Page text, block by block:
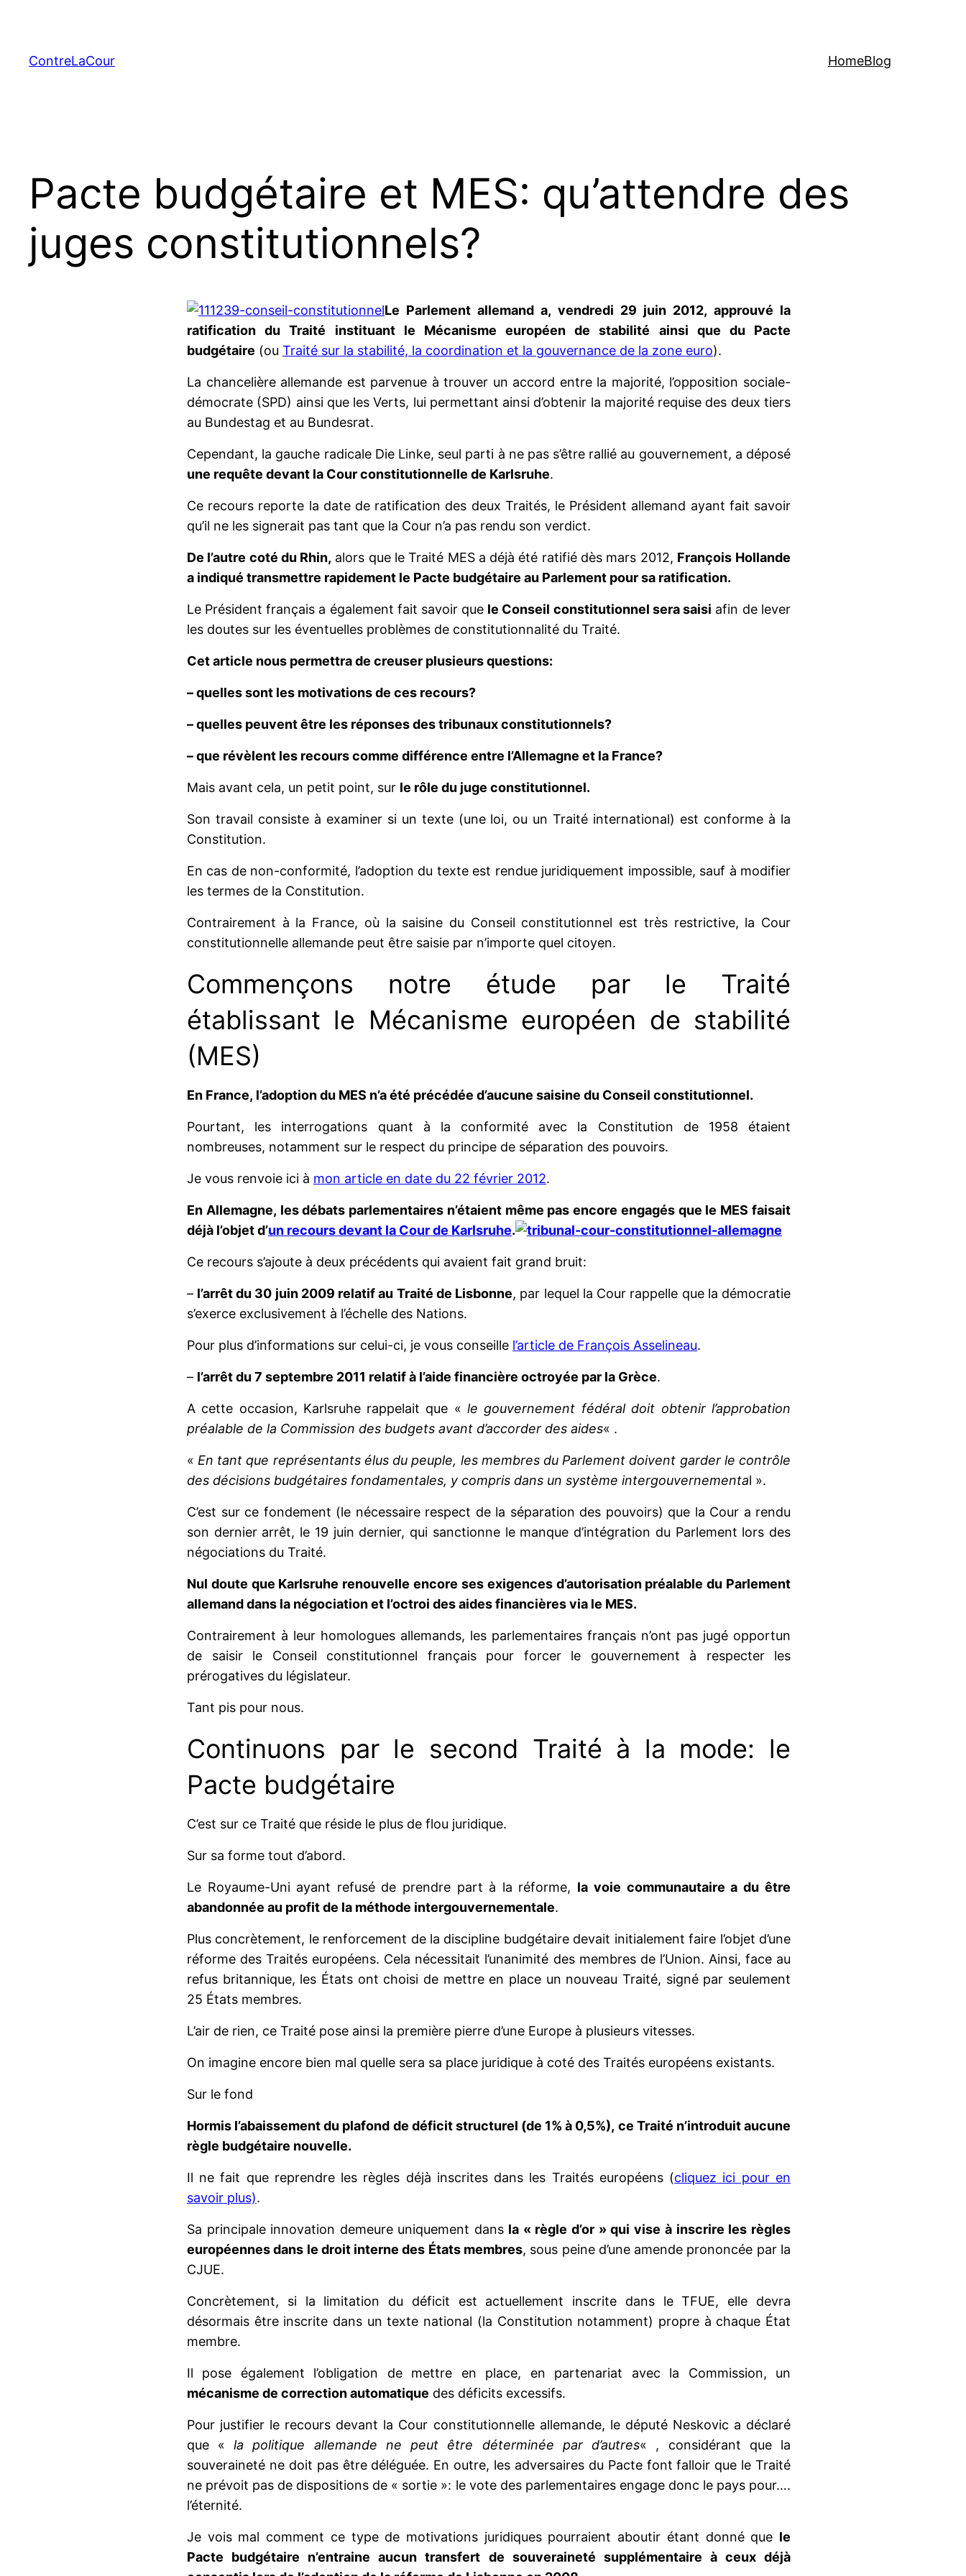
contenu
ContreLaCour HomeBlog
Pacte budgétaire et MES: qu’attendre des
juges constitutionnels?
Le Parlement allemand a, vendredi 29 juin 2012, approuvé la
ratification du Traité instituant le Mécanisme européen de stabilité ainsi que du Pacte
budgétaire (ou Traité sur la stabilité, la coordination et la gouvernance de la zone euro).
La chancelière allemande est parvenue à trouver un accord entre la majorité, l’opposition sociale-
démocrate (SPD) ainsi que les Verts, lui permettant ainsi d’obtenir la majorité requise des deux tiers
au Bundestag et au Bundesrat.
Cependant, la gauche radicale Die Linke, seul parti à ne pas s’être rallié au gouvernement, a déposé
une requête devant la Cour constitutionnelle de Karlsruhe.
Ce recours reporte la date de ratification des deux Traités, le Président allemand ayant fait savoir
qu’il ne les signerait pas tant que la Cour n’a pas rendu son verdict.
De l’autre coté du Rhin, alors que le Traité MES a déjà été ratifié dès mars 2012, François Hollande
a indiqué transmettre rapidement le Pacte budgétaire au Parlement pour sa ratification.
Le Président français a également fait savoir que le Conseil constitutionnel sera saisi afin de lever
les doutes sur les éventuelles problèmes de constitutionnalité du Traité.
Cet article nous permettra de creuser plusieurs questions:
– quelles sont les motivations de ces recours?
– quelles peuvent être les réponses des tribunaux constitutionnels?
– que révèlent les recours comme différence entre l’Allemagne et la France?
Mais avant cela, un petit point, sur le rôle du juge constitutionnel.
Son travail consiste à examiner si un texte (une loi, ou un Traité international) est conforme à la
Constitution.
En cas de non-conformité, l’adoption du texte est rendue juridiquement impossible, sauf à modifier
les termes de la Constitution.
Contrairement à la France, où la saisine du Conseil constitutionnel est très restrictive, la Cour
constitutionnelle allemande peut être saisie par n’importe quel citoyen.
Commençons notre étude par le Traité
établissant le Mécanisme européen de stabilité
(MES)
En France, l’adoption du MES n’a été précédée d’aucune saisine du Conseil constitutionnel.
Pourtant, les interrogations quant à la conformité avec la Constitution de 1958 étaient
nombreuses, notamment sur le respect du principe de séparation des pouvoirs.
Je vous renvoie ici à mon article en date du 22 février 2012.
En Allemagne, les débats parlementaires n’étaient même pas encore engagés que le MES faisait
déjà l’objet d’un recours devant la Cour de Karlsruhe.
Ce recours s’ajoute à deux précédents qui avaient fait grand bruit:
– l’arrêt du 30 juin 2009 relatif au Traité de Lisbonne, par lequel la Cour rappelle que la démocratie
s’exerce exclusivement à l’échelle des Nations.
Pour plus d’informations sur celui-ci, je vous conseille l’article de François Asselineau.
– l’arrêt du 7 septembre 2011 relatif à l’aide financière octroyée par la Grèce.
A cette occasion, Karlsruhe rappelait que « le gouvernement fédéral doit obtenir l’approbation
préalable de la Commission des budgets avant d’accorder des aides« .
« En tant que représentants élus du peuple, les membres du Parlement doivent garder le contrôle
des décisions budgétaires fondamentales, y compris dans un système intergouvernemental ».
C’est sur ce fondement (le nécessaire respect de la séparation des pouvoirs) que la Cour a rendu
son dernier arrêt, le 19 juin dernier, qui sanctionne le manque d’intégration du Parlement lors des
négociations du Traité.
Nul doute que Karlsruhe renouvelle encore ses exigences d’autorisation préalable du Parlement
allemand dans la négociation et l’octroi des aides financières via le MES.
Contrairement à leur homologues allemands, les parlementaires français n’ont pas jugé opportun
de saisir le Conseil constitutionnel français pour forcer le gouvernement à respecter les
prérogatives du législateur.
Tant pis pour nous.
Continuons par le second Traité à la mode: le
Pacte budgétaire
C’est sur ce Traité que réside le plus de flou juridique.
Sur sa forme tout d’abord.
Le Royaume-Uni ayant refusé de prendre part à la réforme, la voie communautaire a du être
abandonnée au profit de la méthode intergouvernementale.
Plus concrètement, le renforcement de la discipline budgétaire devait initialement faire l’objet d’une
réforme des Traités européens. Cela nécessitait l’unanimité des membres de l’Union. Ainsi, face au
refus britannique, les États ont choisi de mettre en place un nouveau Traité, signé par seulement
25 États membres.
L’air de rien, ce Traité pose ainsi la première pierre d’une Europe à plusieurs vitesses.
On imagine encore bien mal quelle sera sa place juridique à coté des Traités européens existants.
Sur le fond
Hormis l’abaissement du plafond de déficit structurel (de 1% à 0,5%), ce Traité n’introduit aucune
règle budgétaire nouvelle.
Il ne fait que reprendre les règles déjà inscrites dans les Traités européens (cliquez ici pour en
savoir plus).
Sa principale innovation demeure uniquement dans la « règle d’or » qui vise à inscrire les règles
européennes dans le droit interne des États membres, sous peine d’une amende prononcée par la
CJUE.
Concrètement, si la limitation du déficit est actuellement inscrite dans le TFUE, elle devra
désormais être inscrite dans un texte national (la Constitution notamment) propre à chaque État
membre.
Il pose également l’obligation de mettre en place, en partenariat avec la Commission, un
mécanisme de correction automatique des déficits excessifs.
Pour justifier le recours devant la Cour constitutionnelle allemande, le député Neskovic a déclaré
que « la politique allemande ne peut être déterminée par d’autres« , considérant que la
souveraineté ne doit pas être déléguée. En outre, les adversaires du Pacte font falloir que le Traité
ne prévoit pas de dispositions de « sortie »: le vote des parlementaires engage donc le pays pour….
l’éternité.
Je vois mal comment ce type de motivations juridiques pourraient aboutir étant donné que le
Pacte budgétaire n’entraine aucun transfert de souveraineté supplémentaire à ceux déjà